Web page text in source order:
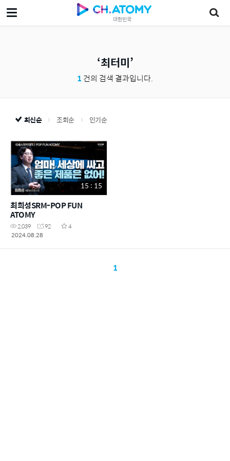
대한민국
최터미
1 건의 검색 결과입니다.
최신순 조회순 인기순
15 : 15
최희성SRM-POP FUN
ATOMY
2,039 92
4
2024.08.28
1